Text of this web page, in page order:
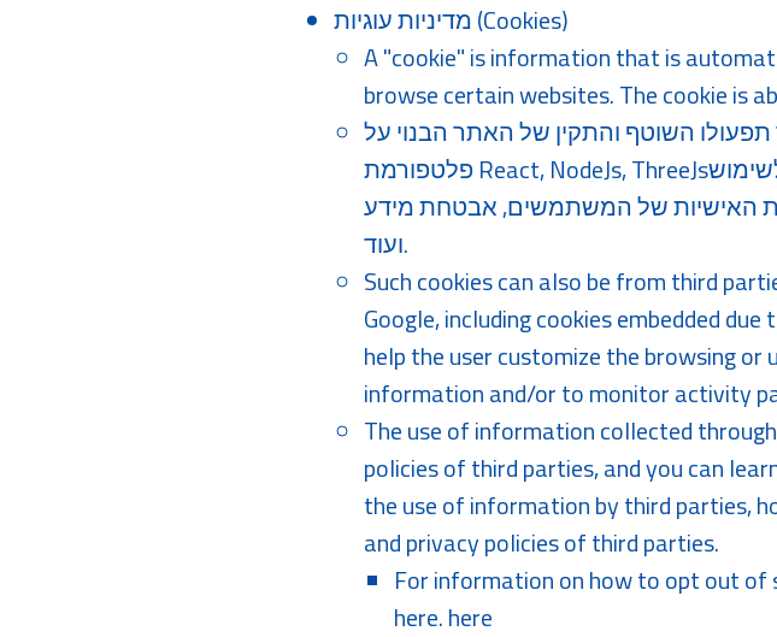
מדיניות עוגיות (Cookies)
A "cookie" is information that is
browse certain websites. The cookie is
תפעולו השוטף והתקין של האתר הבנוי על
פלטפורמת React, NodeJs, ThreeJsלרבות לצורך איסוף נתונים סטטיסטיים הנוגעים לשימוש
האישיות של המשתמשים, אבטחת מידע
ועוד.
Such cookies can also be from third
Google, including cookies embedded
help the user customize the browsing
information and/or to monitor activity
The use of information collected
policies of third parties, and you can
the use of information by third parties,
and privacy policies of third parties.
For information on how to opt out of
here.here